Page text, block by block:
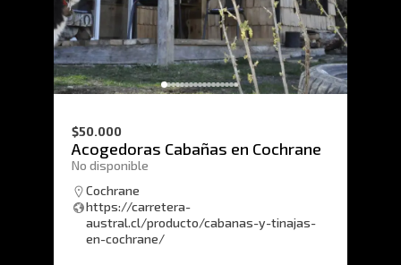
$50.000
Acogedoras Cabañas en Cochrane
No disponible
Cochrane
https://carretera-
austral.cl/producto/cabanas-y-tinajas-
en-cochrane/